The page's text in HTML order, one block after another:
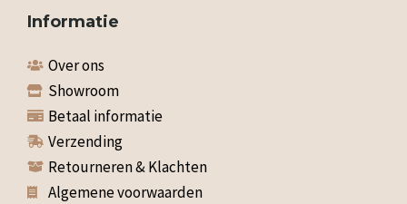
Informatie
Over ons
Showroom
Betaal informatie
Verzending
Retourneren & Klachten
Algemene voorwaarden